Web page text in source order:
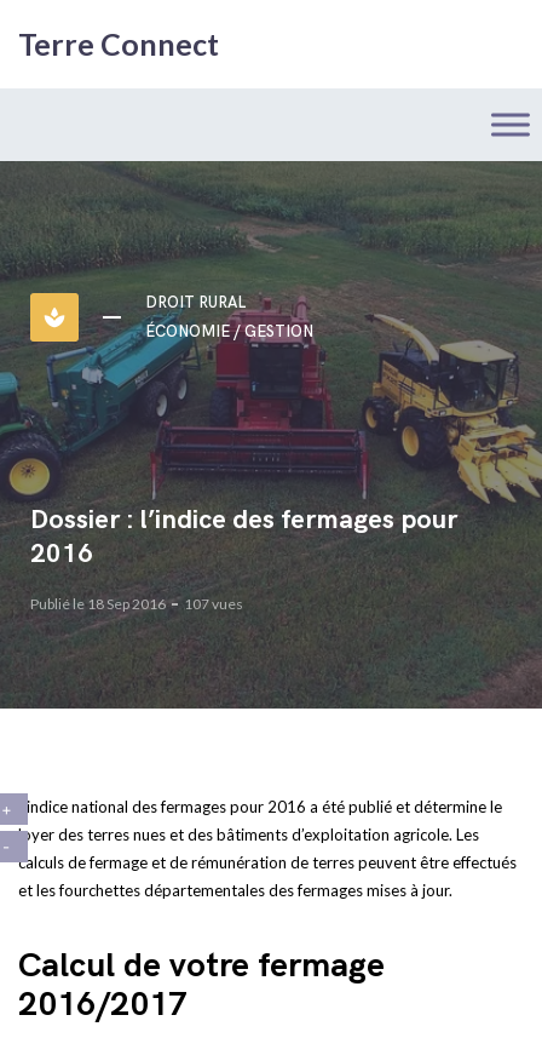
Terre Connect
spa
DROIT RURAL
ÉCONOMIE / GESTION
Dossier : l’indice des fermages pour
2016
Publié le 18 Sep 2016 107 vues
L’indice national des fermages pour 2016 a été publié et détermine le
loyer des terres nues et des bâtiments d’exploitation agricole. Les
calculs de fermage et de rémunération de terres peuvent être effectués
et les fourchettes départementales des fermages mises à jour.
Calcul de votre fermage
2016/2017